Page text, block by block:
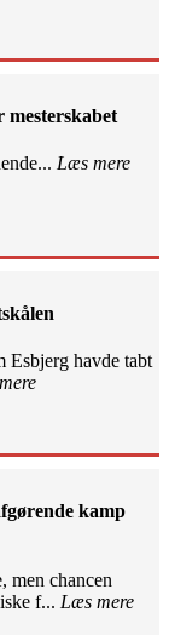
Læs mere
Esbjerg havde tabt
kamp
men chancen
f... Læs mere